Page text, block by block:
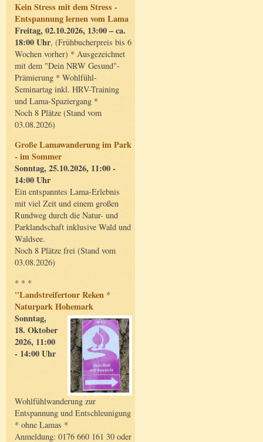
Kein Stress mit dem Stress -
Entspannung lernen vom Lama
Freitag, 02.10.2026, 13:00 – ca.
18:00 Uhr, (Frühbucherpreis bis 6
Wochen vorher) * Ausgezeichnet
mit dem "Dein NRW Gesund"-
Prämierung * Wohlfühl-
Seminartag inkl. HRV-Training
und Lama-Spaziergang *
Noch 8 Plätze (Stand vom
03.08.2026)
Große Lamawanderung im Park
- im Sommer
Sonntag, 25.10.2026, 11:00 -
14:00 Uhr
Ein entspanntes Lama-Erlebnis
mit viel Zeit und einem großen
Rundweg durch die Natur- und
Parklandschaft inklusive Wald und
Waldsee.
Noch 8 Plätze frei (Stand vom
03.08.2026)
* * *
"Landstreifertour Reken *
Naturpark Hohemark
Sonntag,
18. Oktober
2026, 11:00
- 14:00 Uhr
Wohlfühlwanderung zur
Entspannung und Entschleunigung
* ohne Lamas *
Anmeldung: 0176 660 161 30 oder